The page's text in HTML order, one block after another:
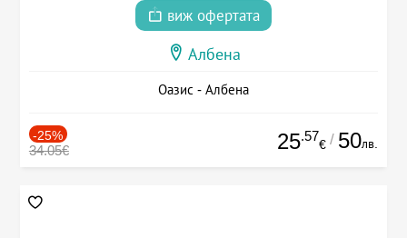
виж офертата
Албена
Оазис - Албена
-25%
34.05€ 25.57
€ / 50лв.